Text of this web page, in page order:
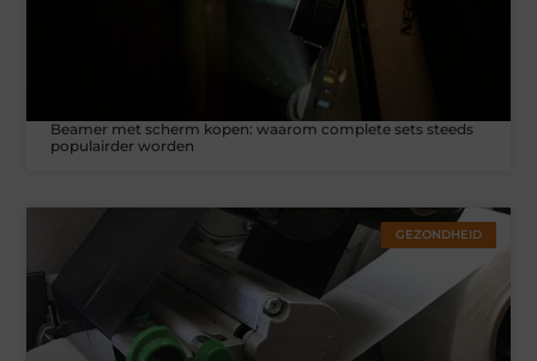
Beamer met scherm kopen: waarom complete sets steeds
populairder worden
GEZONDHEID